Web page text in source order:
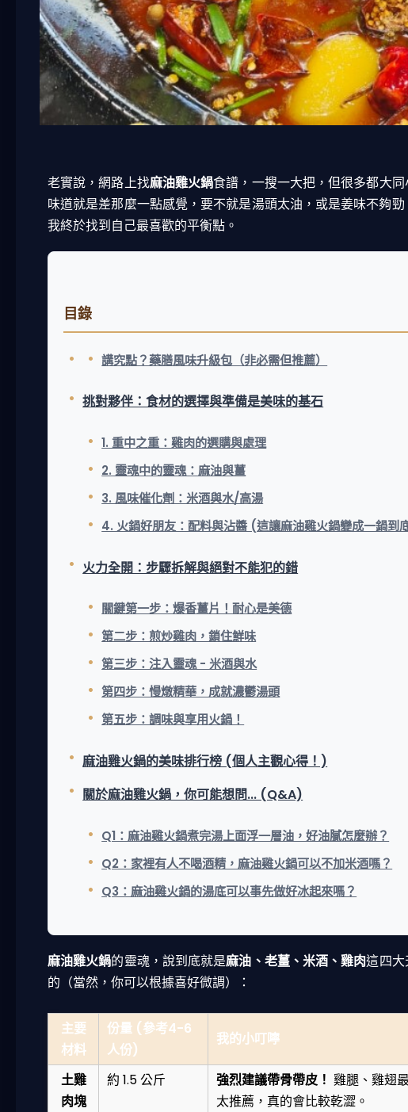
老實說，網路上找麻油雞火鍋食譜，一搜一大把，但很多都大
味道就是差那麼一點感覺，要不就是湯頭太油，或是姜味不夠
我終於找到自己最喜歡的平衡點。
目錄
講究點？藥膳風味升級包（非必需但推薦）
挑對夥伴：食材的選擇與準備是美味的基石
1. 重中之重：雞肉的選購與處理
2. 靈魂中的靈魂：麻油與薑
3. 風味催化劑：米酒與水/高湯
4. 火鍋好朋友：配料與沾醬 (這讓麻油雞火鍋變成一鍋到
火力全開：步驟拆解與絕對不能犯的錯
關鍵第一步：爆香薑片！耐心是美德
第二步：煎炒雞肉，鎖住鮮味
第三步：注入靈魂 - 米酒與水
第四步：慢燉精華，成就濃鬱湯頭
第五步：調味與享用火鍋！
麻油雞火鍋的美味排行榜 (個人主觀心得！)
關於麻油雞火鍋，你可能想問... (Q&A)
Q1：麻油雞火鍋煮完湯上面浮一層油，好油膩怎麼辦？
Q2：家裡有人不喝酒精，麻油雞火鍋可以不加米酒嗎？
Q3：麻油雞火鍋的湯底可以事先做好冰起來嗎？
麻油雞火鍋的靈魂，說到底就是麻油、老薑、米酒、雞肉這四
的（當然，你可以根據喜好微調）：
主要
材料
份量 (參考4-6
人份)
我的小叮嚀
土雞
肉塊
約 1.5 公斤 強烈建議帶骨帶皮！ 雞腿、雞翅
太推薦，真的會比較乾澀。